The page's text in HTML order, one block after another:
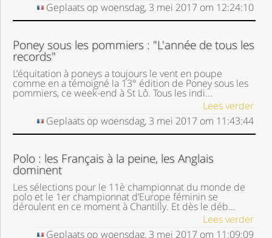
Geplaats op woensdag, 3 mei 2017 om 12:24:10
Poney sous les pommiers : "L'année de tous les
records"
L’équitation à poneys a toujours le vent en poupe
comme en a témoigné la 13° édition de Poney sous les
pommiers, ce week-end à St Lô. Tous les indi...
Lees verder
Geplaats op woensdag, 3 mei 2017 om 11:43:44
Polo : les Français à la peine, les Anglais
dominent
Les sélections pour le 11è championnat du monde de
polo et le 1er championnat d’Europe féminin se
déroulent en ce moment à Chantilly. Et dès le déb...
Lees verder
Geplaats op woensdag, 3 mei 2017 om 11:09:09